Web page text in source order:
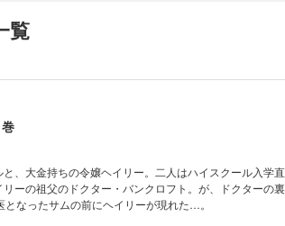
覧
、大金持ちの令嬢ヘイリー。二人はハイスクール入学
ーの祖父のドクター・バンクロフト。が、ドクターの
なったサムの前にヘイリーが現れた…。